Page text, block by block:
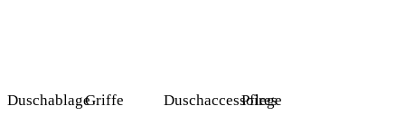
DuschablageGriffe Duschaccessoires
Pflege